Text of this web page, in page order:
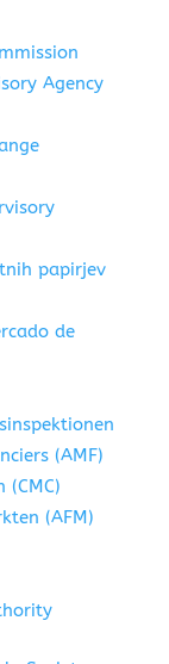
Agency
papirjev
de
(AMF)
(CMC)
(AFM)